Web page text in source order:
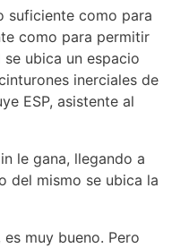
suficiente como para
como para permitir
ubica un espacio
inerciales de
ESP, asistente al
le gana, llegando a
del mismo se ubica la
muy bueno. Pero